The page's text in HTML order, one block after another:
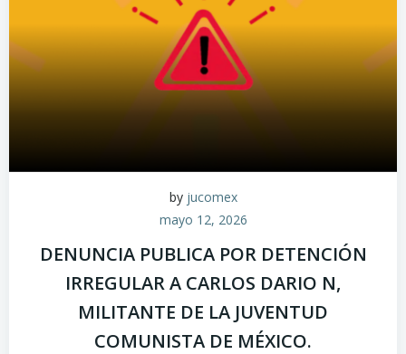
by jucomex
mayo 12, 2026
DENUNCIA PUBLICA POR DETENCIÓN
IRREGULAR A CARLOS DARIO N,
MILITANTE DE LA JUVENTUD
COMUNISTA DE MÉXICO.